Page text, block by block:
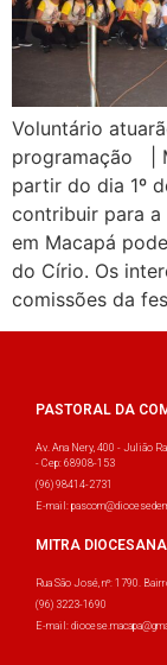
Voluntário
programação |
partir do dia 1º
contribuir para
em Macapá
do Círio. Os
comissões da
PASTORAL DA
Av. Ana Nery, 400 - Julião
- Cep: 68908-153
(96) 98414-2731
E-mail:
MITRA DIOCESANA
Rua São José, nº: 1790.
(96) 3223-1690
E-mail: